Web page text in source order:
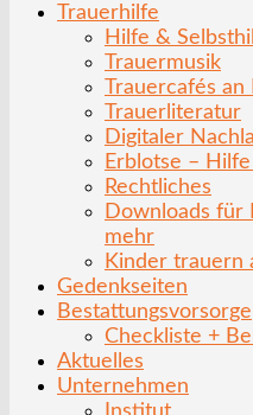
Trauerhilfe
Hilfe &
Trauermusik
Trauercafés an
Trauerliteratur
Digitaler
Erblotse –
Rechtliches
Downloads für
mehr
Kinder trauern
Gedenkseiten
Bestattungsvorsorge
Checkliste +
Aktuelles
Unternehmen